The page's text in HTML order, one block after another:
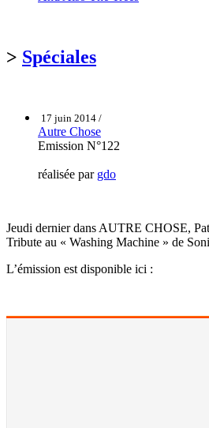
> Spéciales
17 juin 2014 /
Autre Chose
Emission N°122
réalisée par gdo
Jeudi dernier dans AUTRE CHOSE,
Tribute au « Washing Machine » de
L’émission est disponible ici :